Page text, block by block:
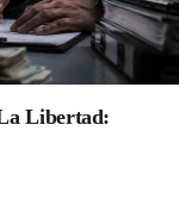
Libertad: